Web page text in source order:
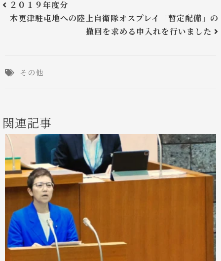
２０１９年度分
木更津駐屯地への陸上自衛隊オスプレイ「暫定配備」の
撤回を求める申入れを行いました
その他
関連記事